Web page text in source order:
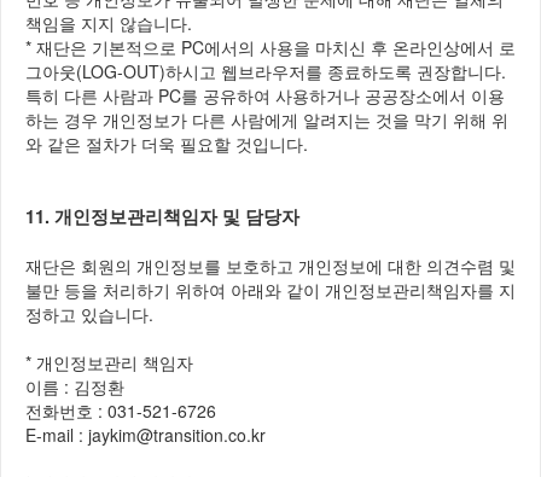
책임을 지지 않습니다.
* 재단은 기본적으로 PC에서의 사용을 마치신 후 온라인상에서 로
그아웃(LOG-OUT)하시고 웹브라우저를 종료하도록 권장합니다.
특히 다른 사람과 PC를 공유하여 사용하거나 공공장소에서 이용
하는 경우 개인정보가 다른 사람에게 알려지는 것을 막기 위해 위
와 같은 절차가 더욱 필요할 것입니다.
11. 개인정보관리책임자 및 담당자
재단은 회원의 개인정보를 보호하고 개인정보에 대한 의견수렴 및
불만 등을 처리하기 위하여 아래와 같이 개인정보관리책임자를 지
정하고 있습니다.
* 개인정보관리 책임자
이름 : 김정환
전화번호 : 031-521-6726
E-mail : jaykim@transition.co.kr